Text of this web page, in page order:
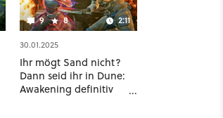
9 8 2:11
30.01.2025
Ihr mögt Sand nicht?
Dann seid ihr in Dune:
Awakening definitiv